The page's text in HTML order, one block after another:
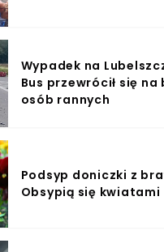
Wypadek na
Bus przewrócił się na
osób rannych
Podsyp doniczki z
Obsypią się kwiatami